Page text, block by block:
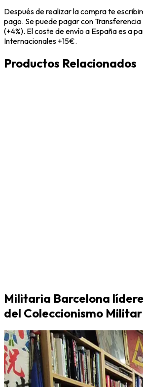
Después de realizar la compra te
pago. Se puede pagar con
(+4%). El coste de envío a España es a
Internacionales +15€.
Productos Relacionados
Militaria Barcelona
del Coleccionismo Militar